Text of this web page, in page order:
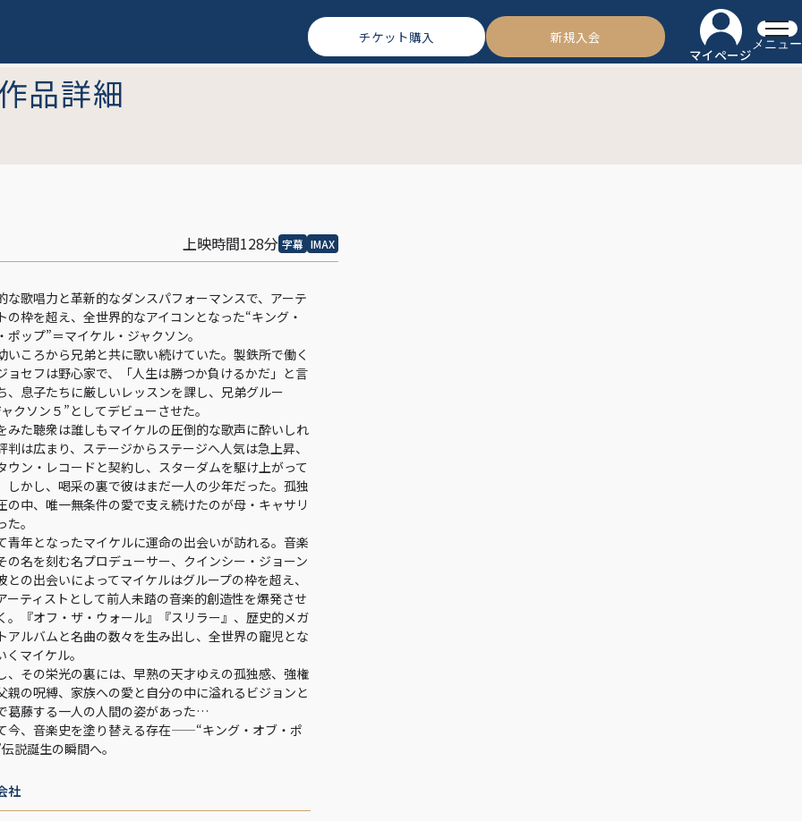
チケット購入
新規入会
マイページ
メニュー
品詳細
上映時間128分 字幕 IMAX
な歌唱力と革新的なダンスパフォーマンスで、アーテ
の枠を超え、全世界的なアイコンとなった“キング・
ポップ”＝マイケル・ジャクソン。
いころから兄弟と共に歌い続けていた。製鉄所で働く
ョセフは野心家で、「人生は勝つか負けるかだ」と言
、息子たちに厳しいレッスンを課し、兄弟グルー
クソン５”としてデビューさせた。
みた聴衆は誰しもマイケルの圧倒的な歌声に酔いしれ
判は広まり、ステージからステージへ人気は急上昇、
ウン・レコードと契約し、スターダムを駆け上がって
しかし、喝采の裏で彼はまだ一人の少年だった。孤独
の中、唯一無条件の愛で支え続けたのが母・キャサリ
。
青年となったマイケルに運命の出会いが訪れる。音楽
の名を刻む名プロデューサー、クインシー・ジョーン
との出会いによってマイケルはグループの枠を超え、
ーティストとして前人未踏の音楽的創造性を爆発させ
。『オフ・ザ・ウォール』『スリラー』、歴史的メガ
アルバムと名曲の数々を生み出し、全世界の寵児とな
くマイケル。
、その栄光の裏には、早熟の天才ゆえの孤独感、強権
親の呪縛、家族への愛と自分の中に溢れるビジョンと
葛藤する一人の人間の姿があった…
今、音楽史を塗り替える存在——“キング・オブ・ポ
説誕生の瞬間へ。
社